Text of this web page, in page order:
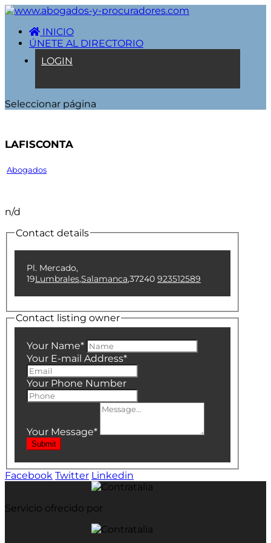
INICIO
ÚNETE AL DIRECTORIO
LOGIN
Seleccionar página
Lafisconta
Abogados
n/d
Contact details
Pl. Mercado,
19Lumbrales,Salamanca,37240 923512589
Contact listing owner
Your Name*
Your E-mail Address*
Your Phone Number
Your Message*
Submit
Facebook Twitter Linkedin
Servicio ofrecido por